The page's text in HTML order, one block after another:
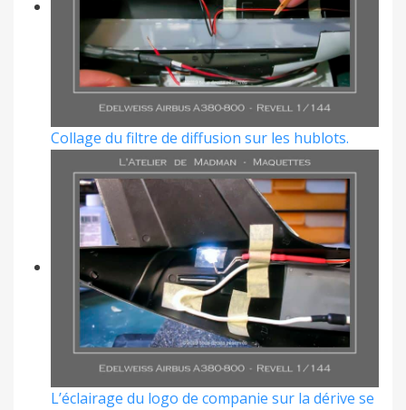
Collage du filtre de diffusion sur les hublots.
L’éclairage du logo de companie sur la dérive se